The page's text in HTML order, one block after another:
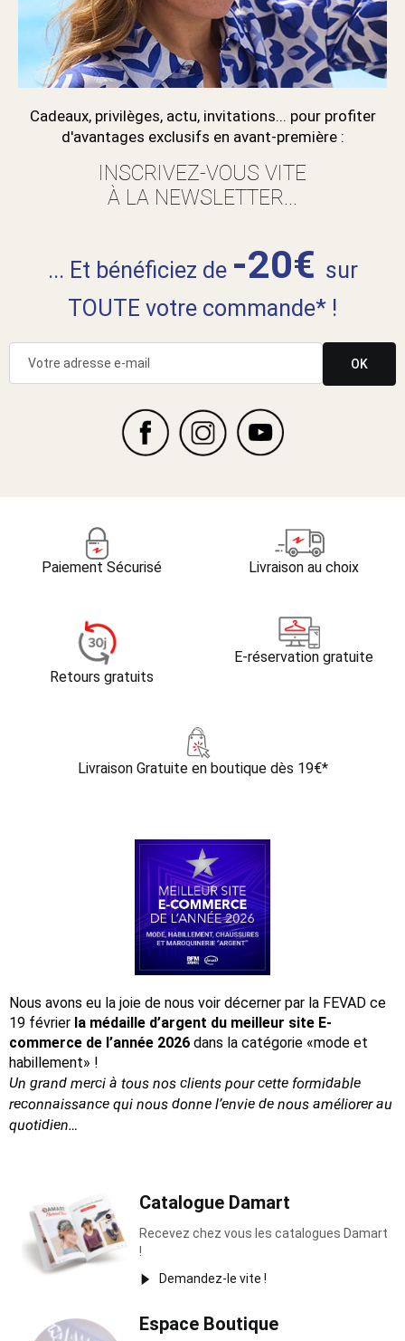
Cadeaux, privilèges, actu, invitations... pour profiter
d'avantages exclusifs en avant-première :
INSCRIVEZ-VOUS VITE
À LA NEWSLETTER...
... Et bénéficiez de -20€ sur
TOUTE votre commande* !
OK
Paiement Sécurisé Livraison au choix
Retours gratuits
E-réservation gratuite
Livraison Gratuite en boutique dès 19€*
Nous avons eu la joie de nous voir décerner par la FEVAD ce
19 février la médaille d’argent du meilleur site E-
commerce de l’année 2026 dans la catégorie «mode et
habillement» !
Un grand merci à tous nos clients pour cette formidable
reconnaissancequi nous donne l’envie de nous améliorer au
quotidien…
Catalogue Damart
Recevez chez vous les catalogues Damart
!
Demandez-le vite !
Espace Boutique